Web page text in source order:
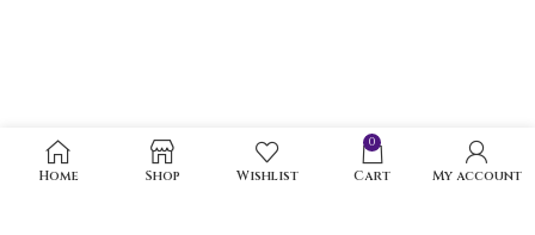
Home Shop Wishlist
0
Cart My account